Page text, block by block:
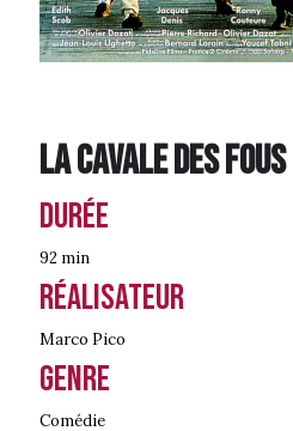
La Cavale des fous
Durée
92 min
Réalisateur
Marco Pico
Genre
Comédie